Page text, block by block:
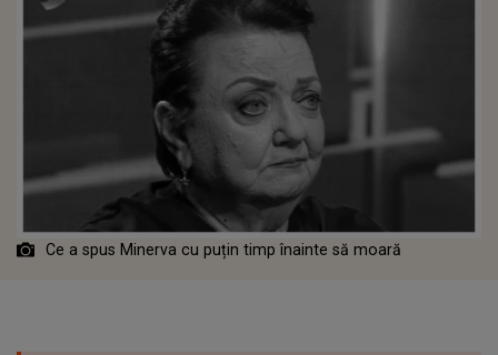
Ce a spus Minerva cu puțin timp înainte să moară